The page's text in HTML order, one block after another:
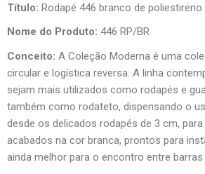
Título: Rodapé 446 branco de
Nome do Produto: 446 RP/BR
Conceito: A Coleção Moderna é uma
circular e logística reversa. A linha
sejam mais utilizados como rodapés e
também como rodateto, dispensando o
desde os delicados rodapés de 3 cm,
acabados na cor branca, prontos para
ainda melhor para o encontro entre